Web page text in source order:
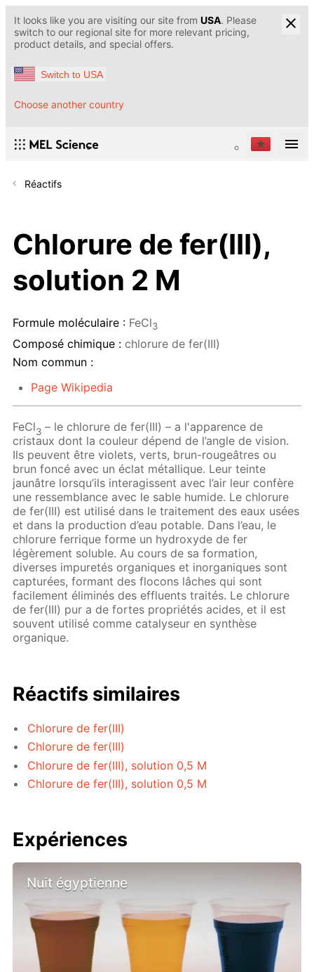
It looks like you are visiting our site from USA. Please
switch to our regional site for more relevant pricing,
product details, and special offers.
Switch to USA
Choose another country
Réactifs
Chlorure de fer(III),
solution 2 M
Formule moléculaire : FeCl3
Composé chimique : chlorure de fer(III)
Nom commun :
Page Wikipedia
FeCl3 – le chlorure de fer(III) – a l'apparence de
cristaux dont la couleur dépend de l’angle de vision.
Ils peuvent être violets, verts, brun-rougeâtres ou
brun foncé avec un éclat métallique. Leur teinte
jaunâtre lorsqu’ils interagissent avec l’air leur confère
une ressemblance avec le sable humide. Le chlorure
de fer(III) est utilisé dans le traitement des eaux usées
et dans la production d’eau potable. Dans l’eau, le
chlorure ferrique forme un hydroxyde de fer
légèrement soluble. Au cours de sa formation,
diverses impuretés organiques et inorganiques sont
capturées, formant des flocons lâches qui sont
facilement éliminés des effluents traités. Le chlorure
de fer(III) pur a de fortes propriétés acides, et il est
souvent utilisé comme catalyseur en synthèse
organique.
Réactifs similaires
Chlorure de fer(III)
Chlorure de fer(III)
Chlorure de fer(III), solution 0,5 M
Chlorure de fer(III), solution 0,5 M
Expériences
Nuit égyptienne